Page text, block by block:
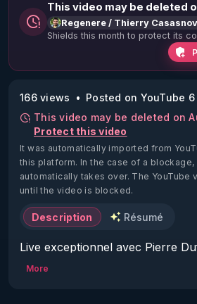
This video may be deleted
Regenere / Thierry
Shields this month to protect its
166 views
Posted on YouTube
This video may be deleted on
Protect this video
It was automatically imported from
this platform. In the case of a blockage,
automatically takes over. The YouTube
until the video is blocked.
Description Résumé
Live exceptionnel avec Pierre
More